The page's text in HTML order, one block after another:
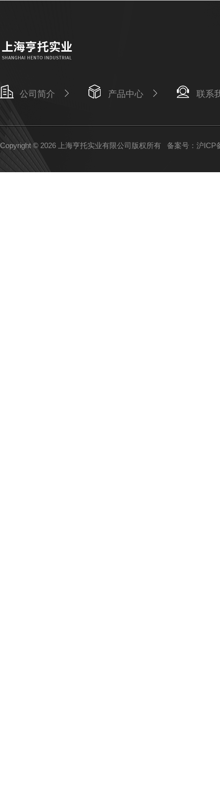
公司简介 产品中心 联系
Copyright © 2026 上海亨托实业有限公司版权所有 备案号：沪ICP